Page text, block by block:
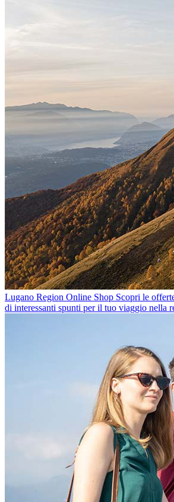
Lugano Region Online Shop Scopri le
di interessanti spunti per il tuo viaggio nella